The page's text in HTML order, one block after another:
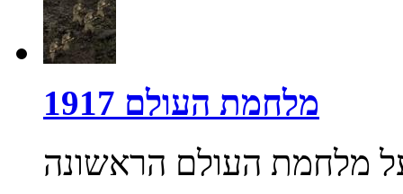
מלחמת העולם 1917